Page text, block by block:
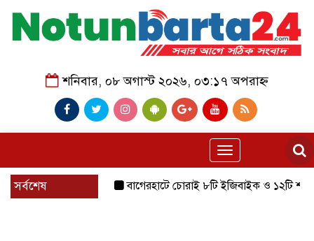
শনিবার, ০৮ অগাস্ট ২০২৬, ০৩:১৭ অপরাহ্ন
Toggle
navigation
সর্বশেষ বাগেরহাটে চোরাই ৮টি ইজিবাইক ও ১২টি